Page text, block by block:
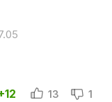
13 1